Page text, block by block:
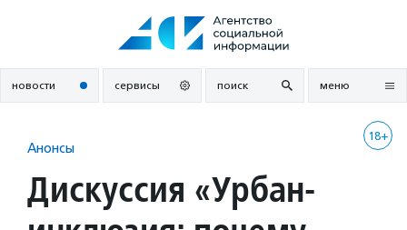
новости сервисы поиск меню
18+
Анонсы
Дискуссия «Урбан-